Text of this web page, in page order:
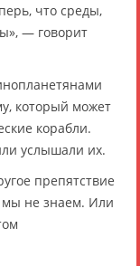
что среды,
— говорит
который может
корабли.
услышали их.
препятствие
мы не знаем. Или